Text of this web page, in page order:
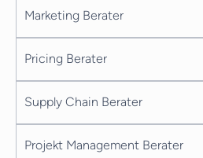
Marketing Berater
Pricing Berater
Supply Chain Berater
Projekt Management Berater